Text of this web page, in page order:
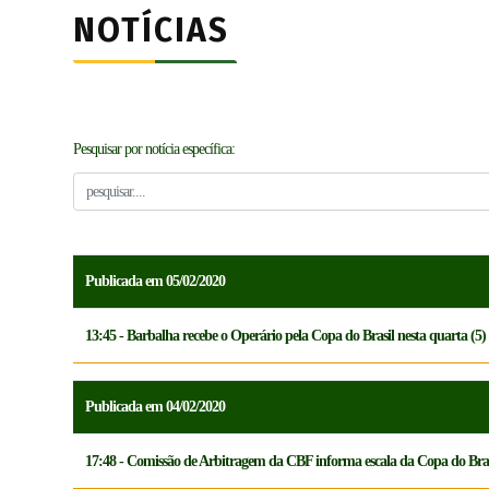
NOTÍCIAS
Pesquisar por notícia específica:
Publicada em 05/02/2020
13:45 - Barbalha recebe o Operário pela Copa do Brasil nesta quarta (5)
Publicada em 04/02/2020
17:48 - Comissão de Arbitragem da CBF informa escala da Copa do